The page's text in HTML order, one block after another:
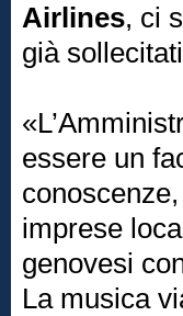
Airlines, ci
già
essere un
imprese
genovesi
La musica